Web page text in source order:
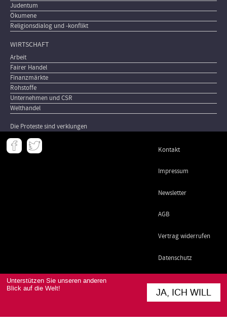
Unterstützen Sie unseren anderen
Blick auf die Welt!
JA, ICH WILL
Judentum
Ökumene
Religionsdialog und -konflikt
WIRTSCHAFT
Arbeit
Fairer Handel
Finanzmärkte
Rohstoffe
Unternehmen und CSR
Welthandel
Die Proteste sind verklungen
Meta
- Kontakt
Impressum
Newsletter
AGB
Vertrag widerrufen
Datenschutz